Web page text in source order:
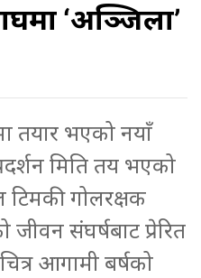
‘अञ्जिला’
तयार भएको नयाँ
मिति तय भएको
टिमकी गोलरक्षक
जीवन संघर्षबाट प्रेरित
आगामी बर्षको